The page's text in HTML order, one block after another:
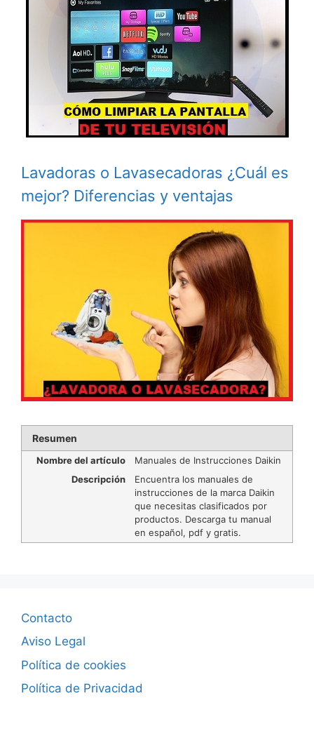
Lavadoras o Lavasecadoras ¿Cuál es
mejor? Diferencias y ventajas
Resumen
Nombre del artículo
Manuales de Instrucciones Daikin
Descripción
Encuentra los manuales de
instrucciones de la marca Daikin
que necesitas clasificados por
productos. Descarga tu manual
en español, pdf y gratis.
Contacto
Aviso Legal
Política de cookies
Política de Privacidad